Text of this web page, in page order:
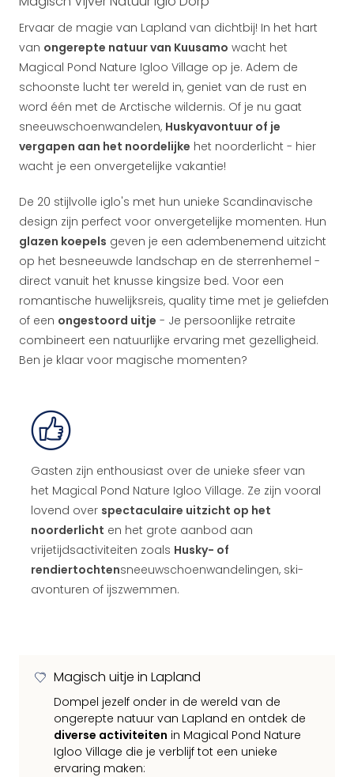
Ervaar de magie van Lapland van dichtbij! In het hart
van ongerepte natuur van Kuusamo wacht het
Magical Pond Nature Igloo Village op je. Adem de
schoonste lucht ter wereld in, geniet van de rust en
word één met de Arctische wildernis. Of je nu gaat
sneeuwschoenwandelen, Huskyavontuur of je
vergapen aan het noordelijke het noorderlicht - hier
wacht je een onvergetelijke vakantie!
De 20 stijlvolle iglo's met hun unieke Scandinavische
design zijn perfect voor onvergetelijke momenten. Hun
glazen koepels geven je een adembenemend uitzicht
op het besneeuwde landschap en de sterrenhemel -
direct vanuit het knusse kingsize bed. Voor een
romantische huwelijksreis, quality time met je geliefden
of een ongestoord uitje - Je persoonlijke retraite
combineert een natuurlijke ervaring met gezelligheid.
Ben je klaar voor magische momenten?
Gasten zijn enthousiast over de unieke sfeer van
het Magical Pond Nature Igloo Village. Ze zijn vooral
lovend over spectaculaire uitzicht op het
noorderlicht en het grote aanbod aan
vrijetijdsactiviteiten zoals Husky- of
rendiertochtensneeuwschoenwandelingen, ski-
avonturen of ijszwemmen.
Magisch uitje in Lapland
Dompel jezelf onder in de wereld van de
ongerepte natuur van Lapland en ontdek de
diverse activiteiten in Magical Pond Nature
Igloo Village die je verblijf tot een unieke
ervaring maken: